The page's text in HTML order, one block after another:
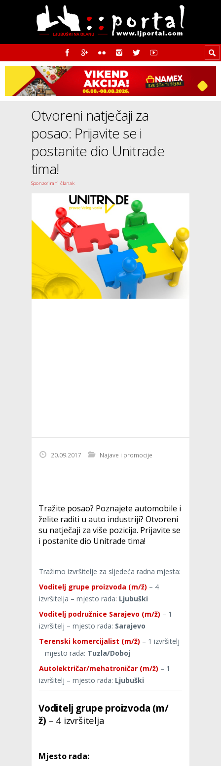
Otvoreni natječaji za
posao: Prijavite se i
postanite dio Unitrade
tima!
Sponzorirani članak
20.09.2017 Najave i promocije
Tražite posao? Poznajete automobile i
želite raditi u auto industriji? Otvoreni
su natječaji za više pozicija. Prijavite se
i postanite dio Unitrade tima!
Tražimo izvršitelje za sljedeća radna mjesta:
Voditelj grupe proizvoda (m/ž) – 4
izvršitelja – mjesto rada: Ljubuški
Voditelj podružnice Sarajevo (m/ž) – 1
izvršitelj – mjesto rada: Sarajevo
Terenski komercijalist (m/ž) – 1 izvršitelj
– mjesto rada: Tuzla/Doboj
Autolektričar/mehatroničar (m/ž) – 1
izvršitelj – mjesto rada: Ljubuški
Voditelj grupe proizvoda (m/
ž) – 4 izvršitelja
Mjesto rada: